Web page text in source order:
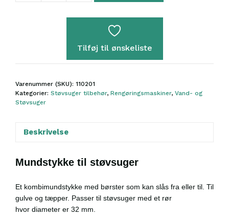
32
mm
antal
Tilføj til ønskeliste
Varenummer (SKU): 110201
Kategorier: Støvsuger tilbehør, Rengøringsmaskiner, Vand- og
Støvsuger
Beskrivelse
Mundstykke til støvsuger
Et kombimundstykke med børster som kan slås fra eller til. Til
gulve og tæpper. Passer til støvsuger med et rør
hvor diameter er 32 mm.